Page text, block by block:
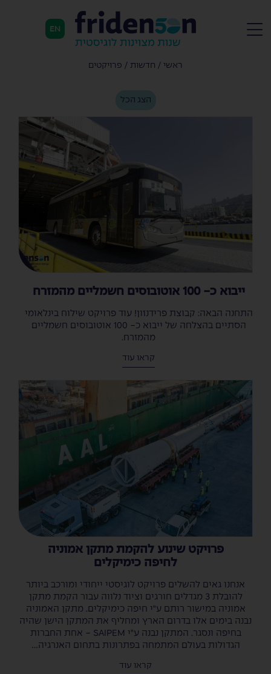
EN
ראשי / חדשות / פרויקטים
הצג הכל
ייבוא כ- 100 אוטובוסים חשמליים מהמזרח
התחנה הבאה: קבוצת פרידנזון! עוד פרויקט שילוח בינלאומי
הסתיים בהצלחה של ייבוא כ- 100 אוטובוסים חשמליים
מהמזרח.
קראו עוד
פרויקט שינוע להקמת מתקן אמוניה
לחיפה כימיקלים
אנחנו גאים להשלים פרויקט לוגיסטי ייחודי ומורכב ביותר
להובלת 3 מגדלים חורגים וציוד נלווה עבור הקמת מתקן
אמוניה במישור רותם ע"י חיפה כימיקלים. מתקן האמוניה
נבנה בימים אלו בדרום הארץ ומחליף את המתקן הישן שהיה
בחיפה ונסגר. המתקן נבנה ע"י SAIPEM - אחת החברות
הגדולות בעולם המתמחה בפתרונות בתחום האנרגיה...
קראו עוד